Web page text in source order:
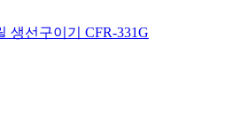
생선구이기 CFR-331G